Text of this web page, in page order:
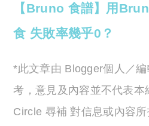
【Bruno 食譜】用
食 失敗率幾乎0？
*此文章由 Blogger個人／
考，意見及內容並不代表本
Circle 尋補 對信息或內容所